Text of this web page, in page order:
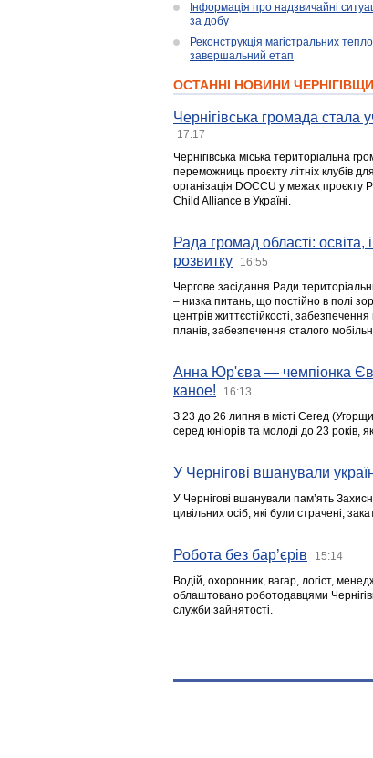
Інформація про надзвичайні
за добу
Реконструкція магістральних
завершальний етап
ОСТАННІ НОВИНИ
Чернігівська громада стала
17:17
Чернігівська міська територіальна
переможниць проєкту літніх клубів
організація DOCCU у межах проєкту
Child Alliance в Україні.
Рада громад області:
розвитку
16:55
Чергове засідання Ради
– низка питань, що постійно в полі
центрів життєстійкості,
планів, забезпечення сталого
Анна Юр'єва — чемпіонка
каное!
16:13
З 23 до 26 липня в місті Сегед
серед юніорів та молоді до 23 років,
У Чернігові вшанували
У Чернігові вшанували пам’ять
цивільних осіб, які були страчені,
Робота без бар’єрів 15:14
Водій, охоронник, вагар, логіст,
облаштовано роботодавцями
служби зайнятості.